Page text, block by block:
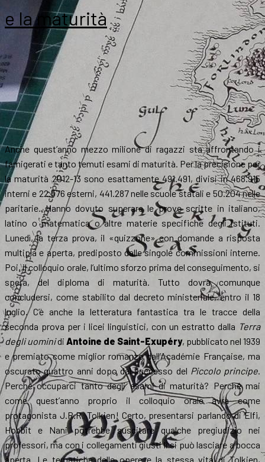
e la maturità
Anche quest’anno mezzo milione di ragazzi sta affrontando i
famigerati e tanto temuti esami di maturità. Per la precisione per
la maturità 2012-13 sono esattamente 491.491, divisi in 468.915
interni e 22.576 esterni, 441.287 nelle scuole statali e 50.204 nelle
paritarie. Hanno dovuto superare le prove scritte in italiano,
latino o matematica o altre materie specifiche degli istituti.
Lunedì, la terza prova, il «quizzone» con domande a risposta
multipla e aperta, prediposto dalle singole commissioni interne.
Poi, il colloquio orale, l’ultimo sforzo prima del conseguimento, si
spera, del diploma di maturità. Tutto dovrà comunque
concludersi, come stabilito dal decreto ministeriale, entro il 18
luglio. C’è anche la letteratura fantastica tra le tracce della
seconda prova per i licei linguistici, con un estratto dalla Terra
degli uominidi Antoine de Saint-Exupéry, pubblicato nel 1939
e premiato come miglior romanzo dall’Académie Française, ma
oscurato quattro anni dopo dal successo del Piccolo principe.
Perché occuparci tanto degli esami di maturità? Perché mai
come quest’anno proprio il colloquio orale avrà come
protagonista J.R.R. Tolkien! Certo, presentarsi parlando di Elfi,
Hobbit e Nani potrebbe suscitare qualche pregiudizio nei
professori, ma con i collegamenti giusti li si può lasciare a bocca
aperta. Le tematiche delle opere e la stessa vita di Tolkien,